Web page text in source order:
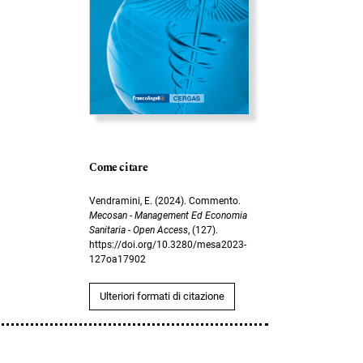
Come citare
Vendramini, E. (2024). Commento.
Mecosan - Management Ed Economia
Sanitaria - Open Access, (127).
https://doi.org/10.3280/mesa2023-
127oa17902
Ulteriori formati di citazione